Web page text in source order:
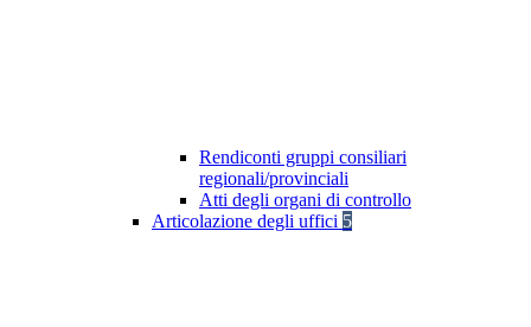
Rendiconti gruppi consiliari
regionali/provinciali
Atti degli organi di controllo
Articolazione degli uffici 5